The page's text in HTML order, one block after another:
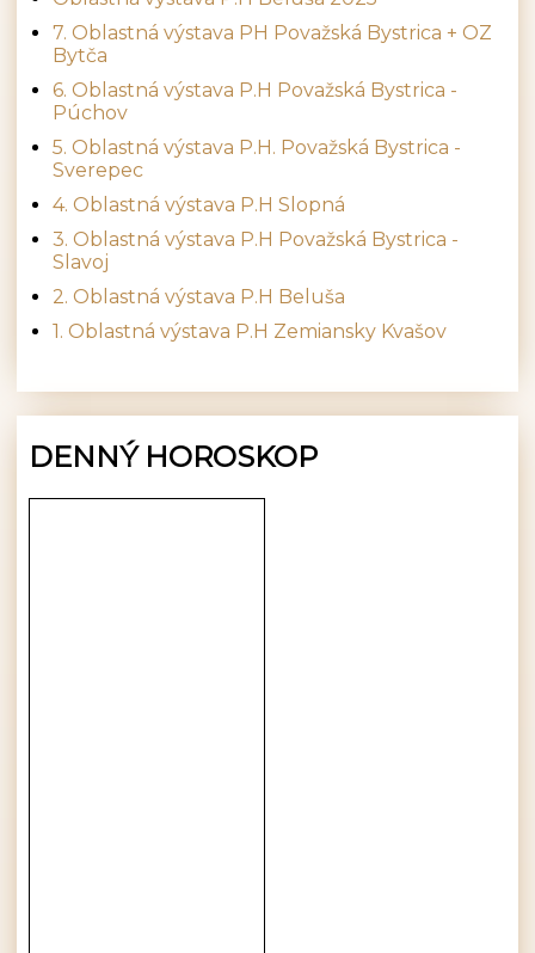
7. Oblastná výstava PH Považská Bystrica + OZ
Bytča
6. Oblastná výstava P.H Považská Bystrica -
Púchov
5. Oblastná výstava P.H. Považská Bystrica -
Sverepec
4. Oblastná výstava P.H Slopná
3. Oblastná výstava P.H Považská Bystrica -
Slavoj
2. Oblastná výstava P.H Beluša
1. Oblastná výstava P.H Zemiansky Kvašov
DENNÝ HOROSKOP